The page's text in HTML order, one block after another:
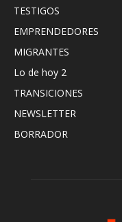
TESTIGOS
EMPRENDEDORES
MIGRANTES
Lo de hoy 2
TRANSICIONES
NEWSLETTER
BORRADOR